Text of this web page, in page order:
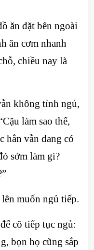
ăn đặt bên ngoài
ăn cơm nhanh
chiều nay là
không tỉnh ngủ,
làm sao thế,
hẳn vẫn đang có
sớm làm gì?
muốn ngủ tiếp.
cô tiếp tục ngủ:
bọn họ cũng sắp